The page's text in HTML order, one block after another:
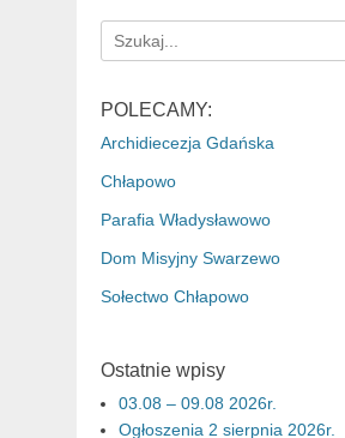
Search
for:
POLECAMY:
Archidiecezja Gdańska
Chłapowo
Parafia Władysławowo
Dom Misyjny Swarzewo
Sołectwo Chłapowo
Ostatnie wpisy
03.08 – 09.08 2026r.
Ogłoszenia 2 sierpnia 2026r.